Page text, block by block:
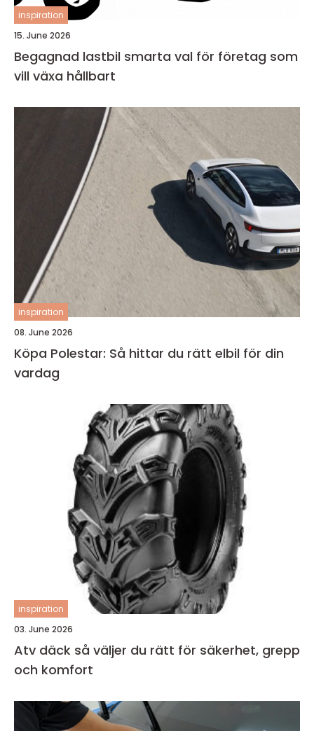
inspiration
15. June 2026
Begagnad lastbil smarta val för företag som
vill växa hållbart
inspiration
08. June 2026
Köpa Polestar: Så hittar du rätt elbil för din
vardag
inspiration
03. June 2026
Atv däck så väljer du rätt för säkerhet, grepp
och komfort